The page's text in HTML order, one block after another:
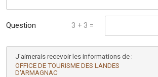
Question
mathématique :
3 + 3 =
J'aimerais recevoir les informations de :
OFFICE DE TOURISME DES LANDES
D'ARMAGNAC